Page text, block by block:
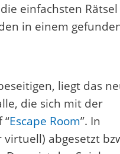
einfachsten Rätsel
in einem
liegt das
die sich mit der
“Escape Room”. In
virtuell) abgesetzt